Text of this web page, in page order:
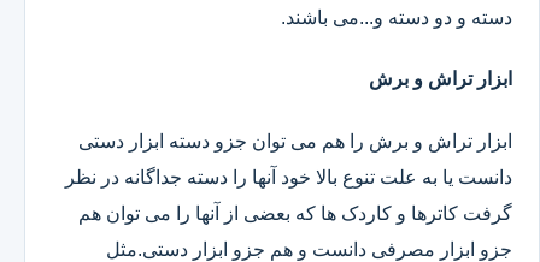
دسته و دو دسته و...می باشند.
ابزار تراش و برش
ابزار تراش و برش را هم می توان جزو دسته ابزار دستی
دانست یا به علت تنوع بالا خود آنها را دسته جداگانه در نظر
گرفت کاترها و کاردک ها که بعضی از آنها را می توان هم
جزو ابزار مصرفی دانست و هم جزو ابزار دستی.مثل